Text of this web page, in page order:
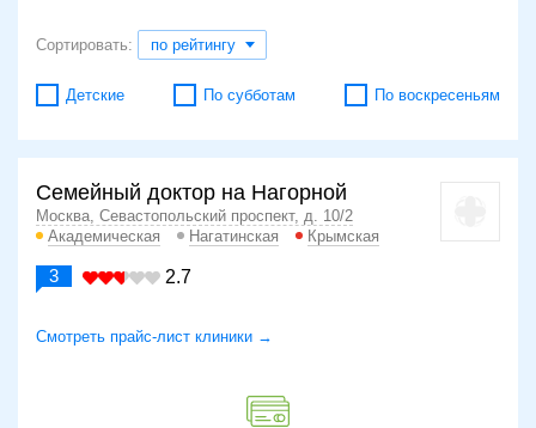
Сортировать: по рейтингу
Детские По субботам По воскресеньям
Семейный доктор на Нагорной
Москва, Севастопольский проспект, д. 10/2
Академическая
Нагатинская Крымская
3 2.7
Смотреть прайс-лист клиники →